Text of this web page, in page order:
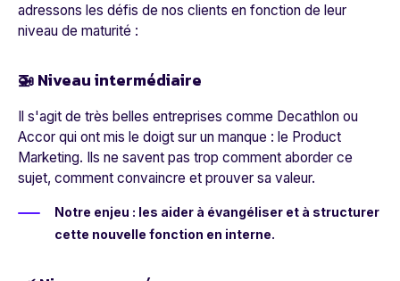
adressons les défis de nos clients en fonction de leur
niveau de maturité :
🚁 Niveauintermédiaire
Il s'agit de très belles entreprises comme Decathlon ou
Accor qui ont mis le doigt sur un manque : le Product
Marketing. Ils ne savent pas trop comment aborder ce
sujet, comment convaincre et prouver sa valeur.
Notre enjeu : les aider à évangéliser et à structurer
cette nouvelle fonction en interne.